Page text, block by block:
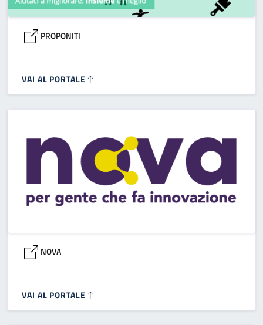
PROPONITI
VAI AL PORTALE
NOVA
VAI AL PORTALE